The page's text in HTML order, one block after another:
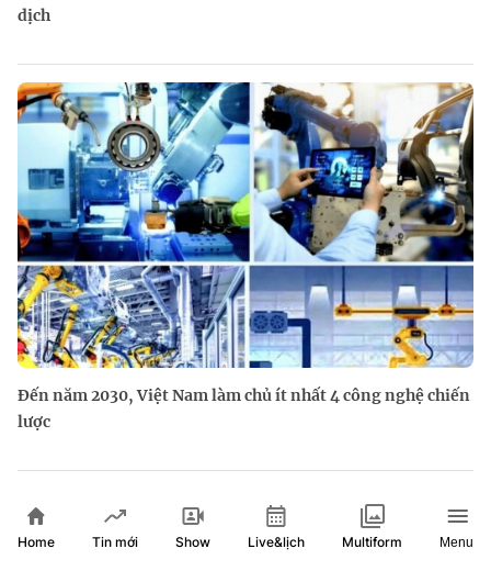
dịch
Đến năm 2030, Việt Nam làm chủ ít nhất 4 công nghệ chiến
lược
Home Tin mới Show Live&lịch Multiform Menu